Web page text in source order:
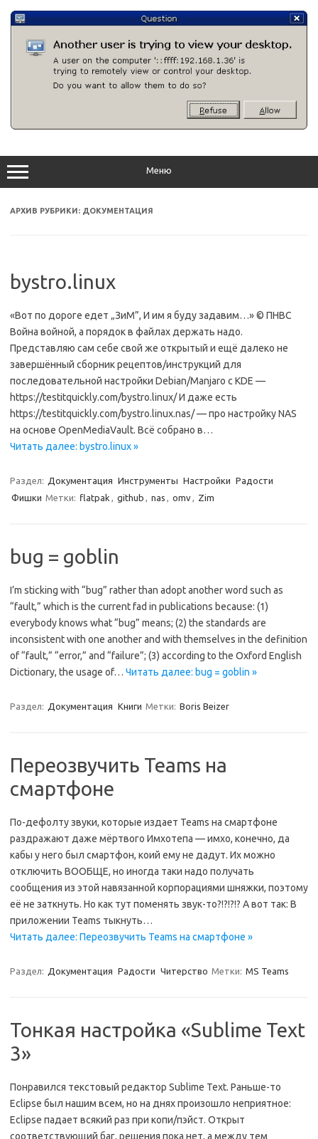
содержимому
Меню
АРХИВ РУБРИКИ: ДОКУМЕНТАЦИЯ
bystro.linux
«Вот по дороге едет „ЗиМ”, И им я буду задавим…» © ПНВС
Война войной, а порядок в файлах держать надо.
Представляю сам себе свой же открытый и ещё далеко не
завершённый сборник рецептов/инструкций для
последовательной настройки Debian/Manjaro c KDE —
https://testitquickly.com/bystro.linux/ И даже есть
https://testitquickly.com/bystro.linux.nas/ — про настройку NAS
на основе OpenMediaVault. Всё собрано в…
Читать далее: bystro.linux »
Раздел: Документация Инструменты Настройки Радости
Фишки Метки: flatpak , github , nas , omv, Zim
bug = goblin
I’m sticking with “bug” rather than adopt another word such as
“fault,” which is the current fad in publications because: (1)
everybody knows what “bug” means; (2) the standards are
inconsistent with one another and with themselves in the definition
of “fault,” “error,” and “failure”; (3) according to the Oxford English
Dictionary, the usage of… Читать далее: bug = goblin »
Раздел: Документация Книги Метки: Boris Beizer
Переозвучить Teams на
смартфоне
По-дефолту звуки, которые издает Teams на смартфоне
раздражают даже мëртвого Имхотепа — имхо, конечно, да
кабы у него был смартфон, коий ему не дадут. Их можно
отключить ВООБЩЕ, но иногда таки надо получать
сообщения из этой навязанной корпорациями шняжки, поэтому
еë не заткнуть. Но как тут поменять звук-то?!?!?!? А вот так: В
приложении Teams тыкнуть…
Читать далее: Переозвучить Teams на смартфоне »
Раздел: Документация Радости Читерство Метки: MS Teams
Тонкая настройка «Sublime Text
3»
Понравился текстовый редактор Sublime Text. Раньше-то
Eclipse был нашим всем, но на днях произошло неприятное:
Eclipse падает всякий раз при копи/пэйст. Открыт
соответствующий баг, решения пока нет, а между тем